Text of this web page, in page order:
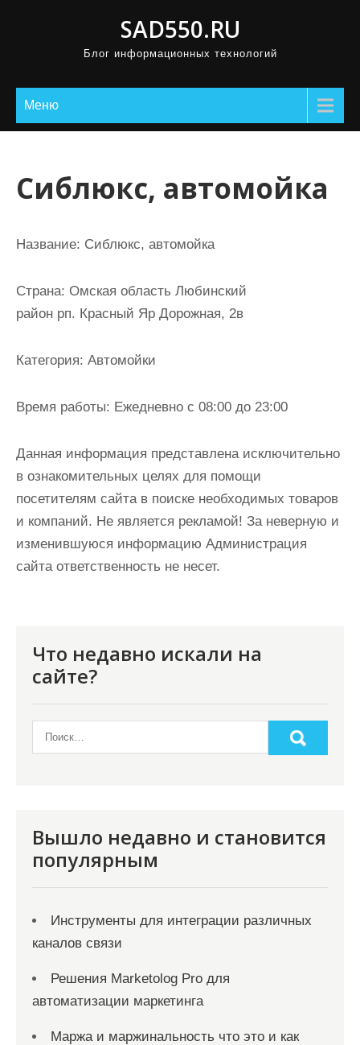
SAD550.RU
Блог информационных технологий
Меню
Сиблюкс, автомойка
Название: Сиблюкс, автомойка
Страна: Омская область Любинский
район рп. Красный Яр Дорожная, 2в
Категория: Автомойки
Время работы: Ежедневно с 08:00 до 23:00
Данная информация представлена исключительно
в ознакомительных целях для помощи
посетителям сайта в поиске необходимых товаров
и компаний. Не является рекламой! За неверную и
изменившуюся информацию Администрация
сайта ответственность не несет.
Что недавно искали на
сайте?
Вышло недавно и становится
популярным
Инструменты для интеграции различных
каналов связи
Решения Marketolog Pro для
автоматизации маркетинга
Маржа и маржинальность что это и как